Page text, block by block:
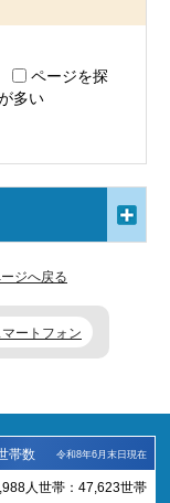
ページを探
多い
ジへ戻る
マートフォン
帯数 令和8年6月末日現在
人 世帯： 47,623世帯